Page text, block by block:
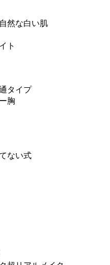
自然な白い肌
ト
タイプ
胸
ない式